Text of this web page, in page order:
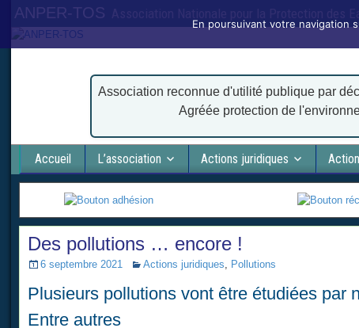
ANPER-TOS
Association reconnue d'utilité publique par
Agréée protection de
Accueil L’association Actions juridiques
Des pollutions … encore !
6 septembre 2021 Actions juridiques, Pollutions
Plusieurs pollutions vont être étudiées par
Entre autres
En poursuivant votre navigation